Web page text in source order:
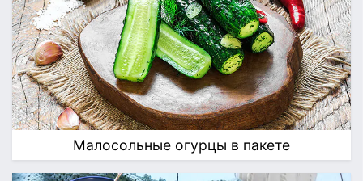
Малосольные огурцы в пакете